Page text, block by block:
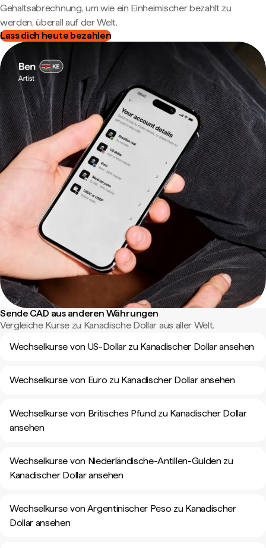
Gehaltsabrechnung, um wie ein Einheimischer bezahlt zu
werden, überall auf der Welt.
Lass dich heute bezahlen
Sende CAD aus anderen Währungen
Vergleiche Kurse zu Kanadische Dollar aus aller Welt.
Wechselkurse von US-Dollar zu Kanadischer Dollar ansehen
Wechselkurse von Euro zu Kanadischer Dollar ansehen
Wechselkurse von Britisches Pfund zu Kanadischer Dollar
ansehen
Wechselkurse von Niederländische-Antillen-Gulden zu
Kanadischer Dollar ansehen
Wechselkurse von Argentinischer Peso zu Kanadischer
Dollar ansehen